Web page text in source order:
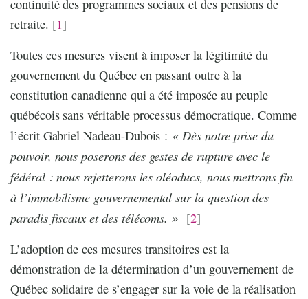
continuité des programmes sociaux et des pensions de
retraite. [1]
Toutes ces mesures visent à imposer la légitimité du
gouvernement du Québec en passant outre à la
constitution canadienne qui a été imposée au peuple
québécois sans véritable processus démocratique. Comme
l’écrit Gabriel Nadeau-Dubois : « Dès notre prise du
pouvoir, nous poserons des gestes de rupture avec le
fédéral : nous rejetterons les oléoducs, nous mettrons fin
à l’immobilisme gouvernemental sur la question des
paradis fiscaux et des télécoms. » [2]
L’adoption de ces mesures transitoires est la
démonstration de la détermination d’un gouvernement de
Québec solidaire de s’engager sur la voie de la réalisation